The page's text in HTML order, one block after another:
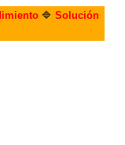
🔷 Solución